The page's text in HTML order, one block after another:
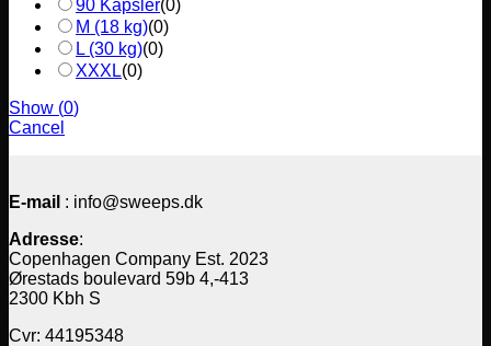
90 Kapsler(0)
M (18 kg)(0)
L (30 kg)(0)
XXXL(0)
Show (0)
Cancel
E-mail : info@sweeps.dk
Adresse:
Copenhagen Company Est. 2023
Ørestads boulevard 59b 4,-413
2300 Kbh S
Cvr: 44195348